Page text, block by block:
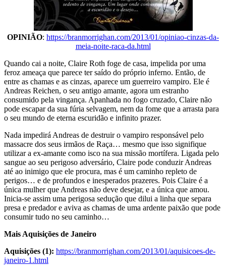
OPINIÃO: https://branmorrighan.com/2013/01/opiniao-cinzas-da-
meia-noite-raca-da.html
Quando cai a noite, Claire Roth foge de casa, impelida por uma
feroz ameaça que parece ter saído do próprio inferno. Então, de
entre as chamas e as cinzas, aparece um guerreiro vampiro. Ele é
Andreas Reichen, o seu antigo amante, agora um estranho
consumido pela vingança. Apanhada no fogo cruzado, Claire não
pode escapar da sua fúria selvagem, nem da fome que a arrasta para
o seu mundo de eterna escuridão e infinito prazer.
Nada impedirá Andreas de destruir o vampiro responsável pelo
massacre dos seus irmãos de Raça… mesmo que isso signifique
utilizar a ex-amante como isco na sua missão mortífera. Ligada pelo
sangue ao seu perigoso adversário, Claire pode conduzir Andreas
até ao inimigo que ele procura, mas é um caminho repleto de
perigos… e de profundos e inesperados prazeres. Pois Claire é a
única mulher que Andreas não deve desejar, e a única que amou.
Inicia-se assim uma perigosa sedução que dilui a linha que separa
presa e predador e aviva as chamas de uma ardente paixão que pode
consumir tudo no seu caminho…
Mais Aquisições de Janeiro
Aquisições (1): https://branmorrighan.com/2013/01/aquisicoes-de-
janeiro-1.html